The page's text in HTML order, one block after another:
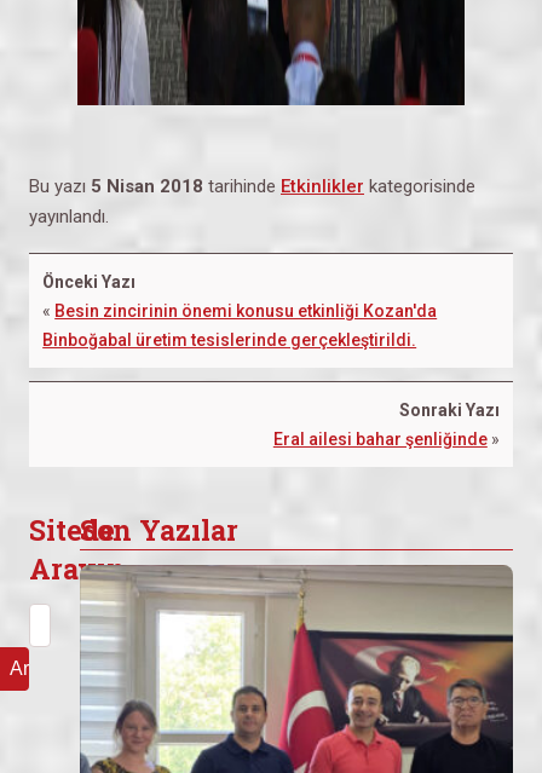
Bu yazı 5 Nisan 2018 tarihinde Etkinlikler kategorisinde
yayınlandı.
Önceki Yazı
« Besin zincirinin önemi konusu etkinliği Kozan'da
Binboğabal üretim tesislerinde gerçekleştirildi.
Sonraki Yazı
Eral ailesi bahar şenliğinde»
Sitede
Arayın
Arama:
Son Yazılar